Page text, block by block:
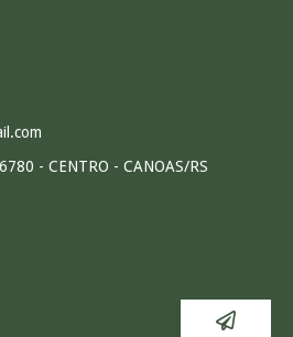
- CENTRO - CANOAS/RS